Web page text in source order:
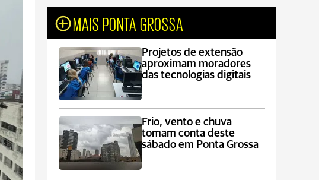
MAIS PONTA GROSSA
Projetos de extensão
aproximam moradores
das tecnologias digitais
Frio, vento e chuva
tomam conta deste
sábado em Ponta Grossa